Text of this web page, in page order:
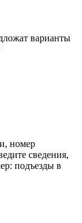
варианты
номер
сведения,
подъезды в